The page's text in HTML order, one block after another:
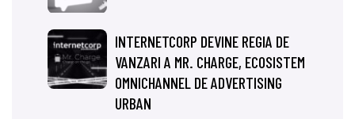
INTERNETCORP DEVINE REGIA DE
VANZARI A MR. CHARGE, ECOSISTEM
OMNICHANNEL DE ADVERTISING
URBAN